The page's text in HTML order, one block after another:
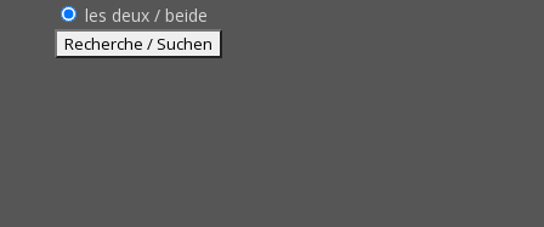
les deux / beide